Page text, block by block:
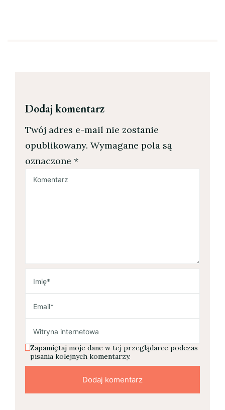
Dodaj komentarz
Twój adres e-mail nie zostanie
opublikowany. Wymagane pola są
oznaczone *
Zapamiętaj moje dane w tej przeglądarce podczas
pisania kolejnych komentarzy.